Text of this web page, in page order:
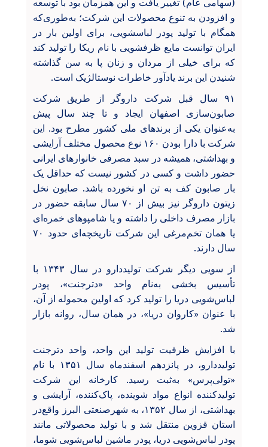
و افزودن به تنوع محصولات این شرکت؛ به‌طوری‌که
همگام با تولید پودر لباسشویی، برای اولین بار در
ایران توانست مایع ظرفشویی با نام ریکا را تولید کند
که برای خیلی از مردان و زنان پا به سن گذاشته
شنیدن این برند یادآور خاطرات نوستالژیک است.
۹۱ سال قبل شرکت داروگر از طریق شرکت
صابون‌سازی اصفهان ایجاد و تا چند سال پیش
به‌عنوان یکی از برندهای ملی کشور مطرح بود. این
شرکت با دارا بودن ۱۶۰ نوع محصول مختلف آرایشی
و بهداشتی، همیشه در سبد مصرفی خانوارهای ایرانی
حضور داشت و کسی در کشور نیست که حداقل یک
بار صابون کف به تن او نخورده باشد. صابون نخل
زیتون داروگر نیز بیش از ۷۰ سال سابقه حضور در
بازار مصرف داخلی را داشته و یا شامپوهای خمره‌ای
یا همان تخم‌مرغی این شرکت تاریخچه‌ای حدود ۷۰
سال دارند.
از سویی دیگر شرکت تولیددارو در سال ۱۳۴۳ با
تأسیس بخشی به‌نام واحد «دترجنت»، پودر
لباس‌شویی دریا را تولید کرد که اولین محموله از آن،
با عنوان «کاروان دریا»، در همان سال، روانه بازار
شد.
با افزایش ظرفیت تولید این واحد، واحد دترجنت
تولیددارو، در پانزدهم اسفندماه سال ۱۳۵۱ با نام
«تولی‌پرس» به‌ثبت رسید. کارخانه این شرکت
تولیدکننده انواع مواد شوینده، پاک‌کننده، آرایشی و
بهداشتی، از سال ۱۳۵۲، به شهرصنعتی البرز واقع‌در
استان قزوین منتقل شد و با تولید محصولاتی مانند
پودر لباس‌شویی دریا، پودر ماشین لباس‌شویی شوما،